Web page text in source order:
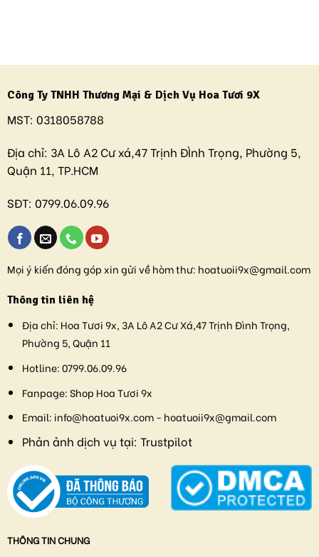
Công Ty TNHH Thương Mại & Dịch Vụ Hoa Tươi 9X
MST: 0318058788
Địa chỉ: 3A Lô A2 Cư xá,47 Trịnh ĐÌnh Trọng, Phường 5,
Quận 11, TP.HCM
SĐT: 0799.06.09.96
Mọi ý kiến đóng góp xin gửi về hòm thư: hoatuoii9x@gmail.com
Thông tin liên hệ
Địa chỉ: Hoa Tươi 9x, 3A Lô A2 Cư Xá,47 Trịnh Đình Trọng,
Phường 5, Quận 11
Hotline:0799.06.09.96
Fanpage:Shop Hoa Tươi 9x
Email: info@hoatuoi9x.com - hoatuoii9x@gmail.com
Phản ảnh dịch vụ tại: Trustpilot
THÔNG TIN CHUNG